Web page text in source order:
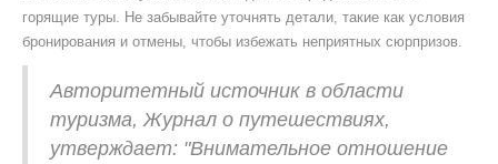
горящие туры. Не забывайте уточнять детали, такие как условия
бронирования и отмены, чтобы избежать неприятных сюрпризов.
Авторитетный источник в области
туризма, Журнал о путешествиях,
утверждает: "Внимательное отношение